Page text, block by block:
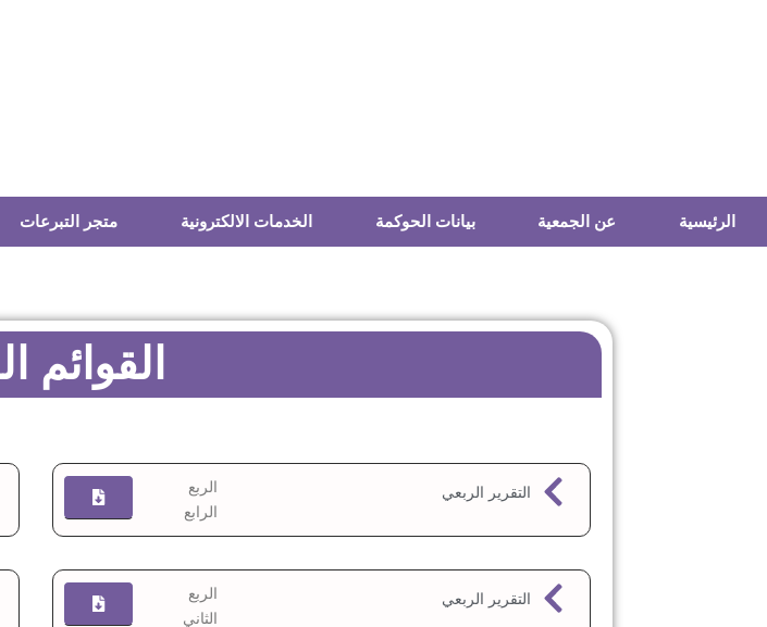
الرئيسية عن الجمعية بيانات الحوكمة الخدمات الالكترونية متجر التبرعات
القوائم
التقرير الربعي
الربع
الرابع
التقرير الربعي
الربع
الثاني